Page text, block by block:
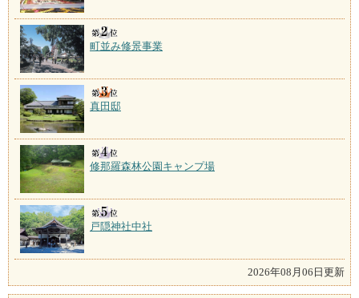
町並み修景事業
真田邸
修那羅森林公園キャンプ場
戸隠神社中社
2026年08月06日更新